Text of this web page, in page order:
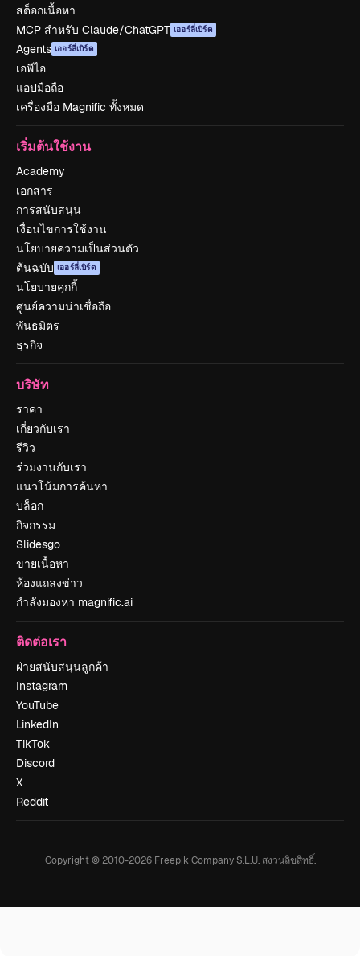
สต็อกเนื้อหา
MCP สำหรับ Claude/ChatGPT เออร์ลี่เบิร์ด
Agents เออร์ลี่เบิร์ด
เอพีไอ
แอปมือถือ
เครื่องมือ Magnific ทั้งหมด
เริ่มต้นใช้งาน
Academy
เอกสาร
การสนับสนุน
เงื่อนไขการใช้งาน
นโยบายความเป็นส่วนตัว
ต้นฉบับ เออร์ลี่เบิร์ด
นโยบายคุกกี้
ศูนย์ความน่าเชื่อถือ
พันธมิตร
ธุรกิจ
บริษัท
ราคา
เกี่ยวกับเรา
รีวิว
ร่วมงานกับเรา
แนวโน้มการค้นหา
บล็อก
กิจกรรม
Slidesgo
ขายเนื้อหา
ห้องแถลงข่าว
กำลังมองหา magnific.ai
ติดต่อเรา
ฝ่ายสนับสนุนลูกค้า
Instagram
YouTube
LinkedIn
TikTok
Discord
X
Reddit
Copyright © 2010-2026Freepik Company S.L.U. สงวนลิขสิทธิ์.